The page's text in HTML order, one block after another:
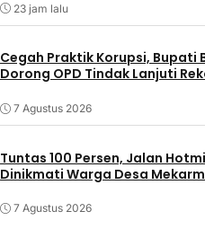
23 jam lalu
Cegah Praktik Korupsi, Bupati
Dorong OPD Tindak Lanjuti
7 Agustus 2026
Tuntas 100 Persen, Jalan
Dinikmati Warga Desa
7 Agustus 2026